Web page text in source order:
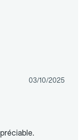
03/10/2025